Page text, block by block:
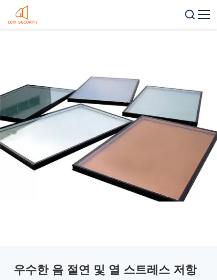
우수한 음 절연 및 열 스트레스 저항